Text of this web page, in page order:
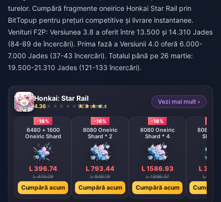
turelor. Cumpără fragmente oneirice Honkai Star Rail prin
BitTopup pentru prețuri competitive și livrare instantanee.
Venituri F2P: Versiunea 3.8 a oferit între 13.500 și 14.310 Jades
(84-89 de încercări). Prima fază a Versiunii 4.0 oferă 6.000-
7.000 Jades (37-43 încercări). Totalul până pe 26 martie:
19.500-21.310 Jades (121-133 încercări).
Honkai: Star Rail
4.36 928 vândut
Vezi mai mult ›
-16%
6480 + 1600
Oneiric Shard
L 396.74
L 474.09
Cumpără acum
-16%
8080 Oneiric
Shard * 2
L 793.44
L 948.19
Cumpără acum
-16%
8080 Oneiric
Shard * 4
L 1586.93
L 1896.37
Cumpără acum
8080
Shard
L
L
Cumpără